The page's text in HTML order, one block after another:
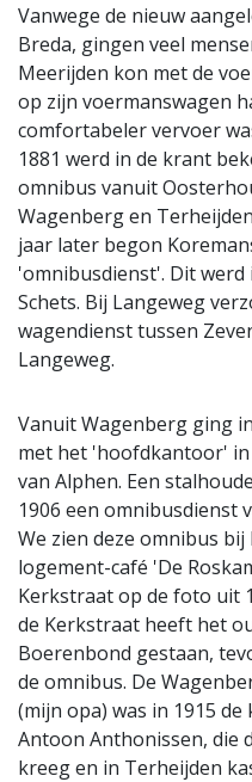
Vanwege de nieuw
Breda, gingen veel
Meerijden kon met de
op zijn voermanswagen
comfortabeler vervoer
1881 werd in de krant
omnibus vanuit
Wagenberg en
jaar later begon
'omnibusdienst'. Dit werd
Schets. Bij Langeweg
wagendienst tussen
Langeweg.
Vanuit Wagenberg ging
met het 'hoofdkantoor' in
van Alphen. Een
1906 een omnibusdienst
We zien deze omnibus
logement-café 'De
Kerkstraat op de foto uit
de Kerkstraat heeft het
Boerenbond gestaan,
de omnibus. De
(mijn opa) was in 1915
Antoon Anthonissen, die
kreeg en in Terheijden